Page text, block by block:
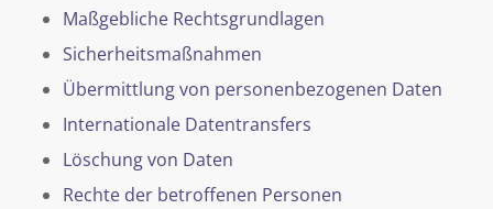
Maßgebliche Rechtsgrundlagen
Sicherheitsmaßnahmen
Übermittlung von personenbezogenen Daten
Internationale Datentransfers
Löschung von Daten
Rechte der betroffenen Personen